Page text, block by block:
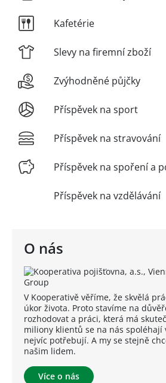
O nás
V Kooperativě věříme, že skvělá
úkor života. Proto stavíme na
rozhodovat a práci, která má
miliony klientů se na nás spoléhají
nejvíc potřebují. A my se stejně
našim lidem.
Více o nás
Kafetérie
Slevy na firemní zboží
Zvýhodněné půjčky
Příspěvek na sport
Příspěvek na stravování
Příspěvek na spoření a
Příspěvek na vzdělávání